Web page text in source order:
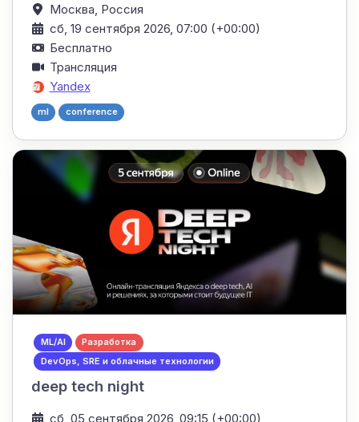
Москва, Россия
сб, 19 сентября 2026, 07:00 (+00:00)
Бесплатно
Трансляция
Yandex
ml conference
ML/AI
Разработка
DevOps, SRE и облачные технологии
deep tech night
сб, 05 сентября 2026, 09:15 (+00:00)